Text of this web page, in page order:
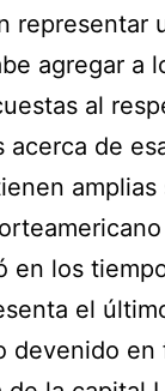
representar
agregar a
al
acerca de
en los
el
devenido